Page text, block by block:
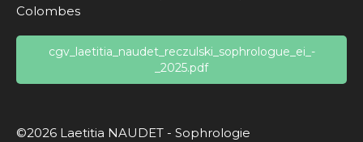
Colombes
cgv_laetitia_naudet_reczulski_sophrologue_ei_-
_2025.pdf
©2026 Laetitia NAUDET - Sophrologie